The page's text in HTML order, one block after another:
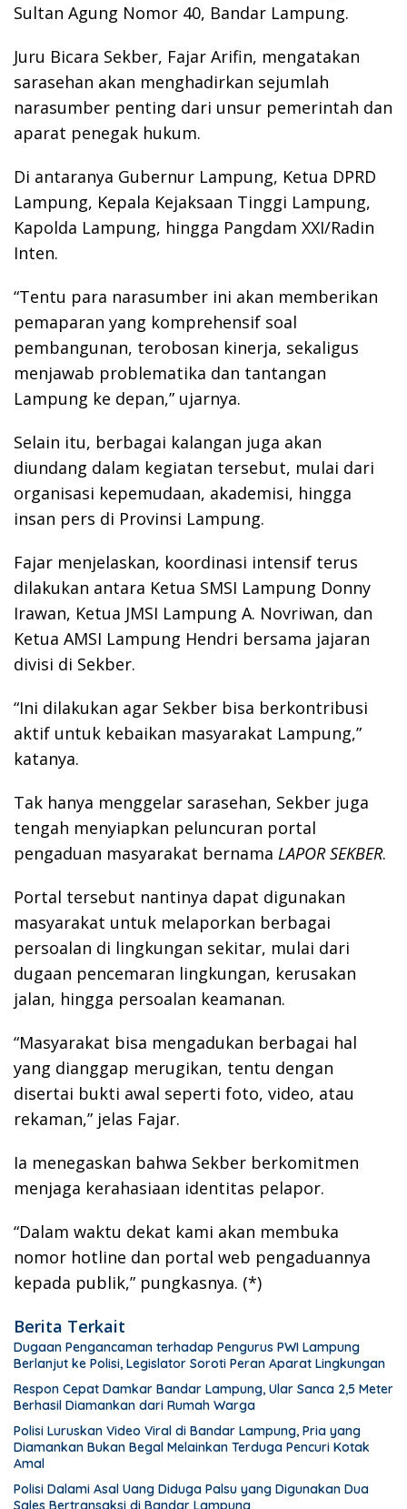
Sultan Agung Nomor 40, Bandar Lampung.
Juru Bicara Sekber, Fajar Arifin, mengatakan
sarasehan akan menghadirkan sejumlah
narasumber penting dari unsur pemerintah dan
aparat penegak hukum.
Di antaranya Gubernur Lampung, Ketua DPRD
Lampung, Kepala Kejaksaan Tinggi Lampung,
Kapolda Lampung, hingga Pangdam XXI/Radin
Inten.
“Tentu para narasumber ini akan memberikan
pemaparan yang komprehensif soal
pembangunan, terobosan kinerja, sekaligus
menjawab problematika dan tantangan
Lampung ke depan,” ujarnya.
Selain itu, berbagai kalangan juga akan
diundang dalam kegiatan tersebut, mulai dari
organisasi kepemudaan, akademisi, hingga
insan pers di Provinsi Lampung.
Fajar menjelaskan, koordinasi intensif terus
dilakukan antara Ketua SMSI Lampung Donny
Irawan, Ketua JMSI Lampung A. Novriwan, dan
Ketua AMSI Lampung Hendri bersama jajaran
divisi di Sekber.
“Ini dilakukan agar Sekber bisa berkontribusi
aktif untuk kebaikan masyarakat Lampung,”
katanya.
Tak hanya menggelar sarasehan, Sekber juga
tengah menyiapkan peluncuran portal
pengaduan masyarakat bernama LAPOR SEKBER.
Portal tersebut nantinya dapat digunakan
masyarakat untuk melaporkan berbagai
persoalan di lingkungan sekitar, mulai dari
dugaan pencemaran lingkungan, kerusakan
jalan, hingga persoalan keamanan.
“Masyarakat bisa mengadukan berbagai hal
yang dianggap merugikan, tentu dengan
disertai bukti awal seperti foto, video, atau
rekaman,” jelas Fajar.
Ia menegaskan bahwa Sekber berkomitmen
menjaga kerahasiaan identitas pelapor.
“Dalam waktu dekat kami akan membuka
nomor hotline dan portal web pengaduannya
kepada publik,” pungkasnya. (*)
Berita Terkait
Dugaan Pengancaman terhadap Pengurus PWI Lampung
Berlanjut ke Polisi, Legislator Soroti Peran Aparat Lingkungan
Respon Cepat Damkar Bandar Lampung, Ular Sanca 2,5 Meter
Berhasil Diamankan dari Rumah Warga
Polisi Luruskan Video Viral di Bandar Lampung, Pria yang
Diamankan Bukan Begal Melainkan Terduga Pencuri Kotak
Amal
Polisi Dalami Asal Uang Diduga Palsu yang Digunakan Dua
Sales Bertransaksi di Bandar Lampung